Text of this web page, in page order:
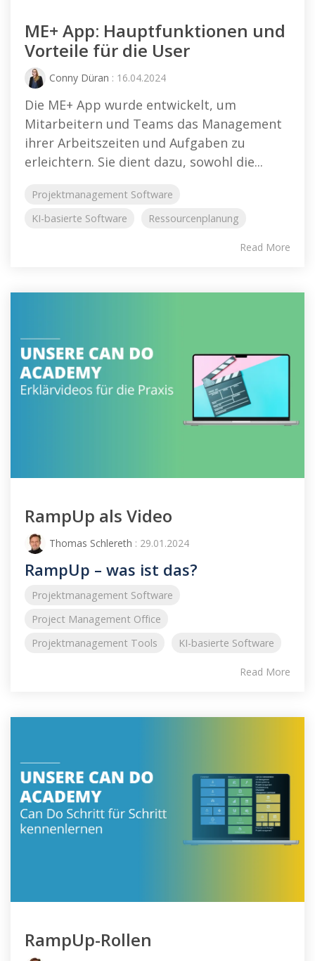
ME+ App: Hauptfunktionen und
Vorteile für die User
Conny Düran : 16.04.2024
Die ME+ App wurde entwickelt, um
Mitarbeitern und Teams das Management
ihrer Arbeitszeiten und Aufgaben zu
erleichtern. Sie dient dazu, sowohl die...
Projektmanagement Software
KI-basierte Software
Ressourcenplanung
Read More
RampUp als Video
Thomas Schlereth : 29.01.2024
RampUp – was ist das?
Projektmanagement Software
Project Management Office
Projektmanagement Tools
KI-basierte Software
Read More
RampUp-Rollen